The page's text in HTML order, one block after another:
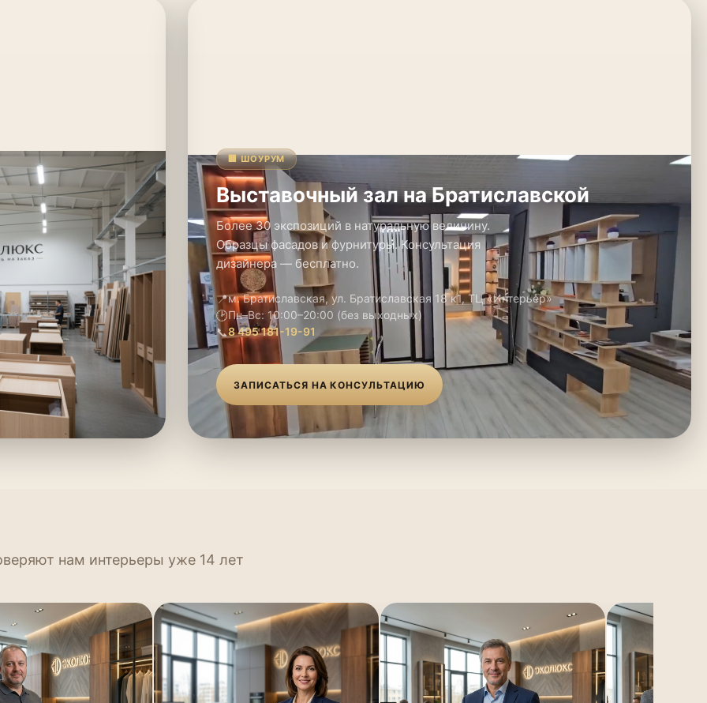
🏢 ШОУРУМ
Выставочный зал на Братиславской
Более 30 экспозиций в натуральную величину.
Образцы фасадов и фурнитуры. Консультация
дизайнера — бесплатно.
📍м. Братиславская, ул. Братиславская 18 к1, ТЦ «Интерьер»
🕑Пн–Вс: 10:00–20:00 (без выходных)
📞8 495 181-19-91
ЗАПИСАТЬСЯ НА КОНСУЛЬТАЦИЮ
нам интерьеры уже 14 лет